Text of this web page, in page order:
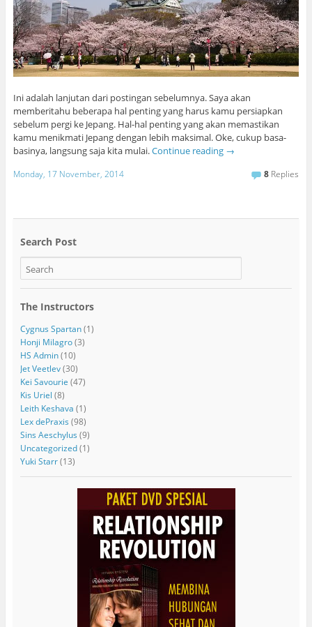
Ini adalah lanjutan dari postingan sebelumnya. Saya akan
memberitahu beberapa hal penting yang harus kamu persiapkan
sebelum pergi ke Jepang. Hal-hal penting yang akan memastikan
kamu menikmati Jepang dengan lebih maksimal. Oke, cukup basa-
basinya, langsung saja kita mulai.Continue reading →
Monday, 17 November, 2014 8 Replies
Search Post
The Instructors
Cygnus Spartan(1)
Honji Milagro(3)
HS Admin(10)
Jet Veetlev(30)
Kei Savourie (47)
Kis Uriel (8)
Leith Keshava (1)
Lex dePraxis (98)
Sins Aeschylus (9)
Uncategorized(1)
Yuki Starr(13)